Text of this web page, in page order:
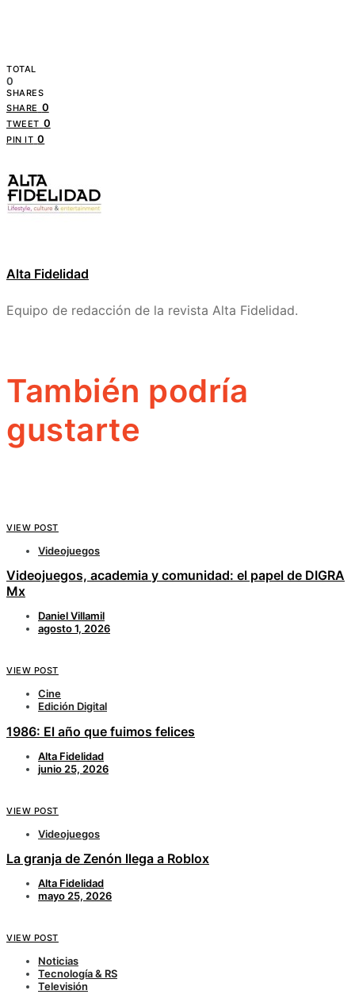
TOTAL
0
SHARES
SHARE 0
TWEET 0
PIN IT 0
Alta Fidelidad
Equipo de redacción de la revista Alta Fidelidad.
También podría
gustarte
VIEW POST
Videojuegos
Videojuegos, academia y comunidad: el papel de DIGRA
Mx
Daniel Villamil
agosto 1, 2026
VIEW POST
Cine
Edición Digital
1986: El año que fuimos felices
Alta Fidelidad
junio 25, 2026
VIEW POST
Videojuegos
La granja de Zenón llega a Roblox
Alta Fidelidad
mayo 25, 2026
VIEW POST
Noticias
Tecnología & RS
Televisión